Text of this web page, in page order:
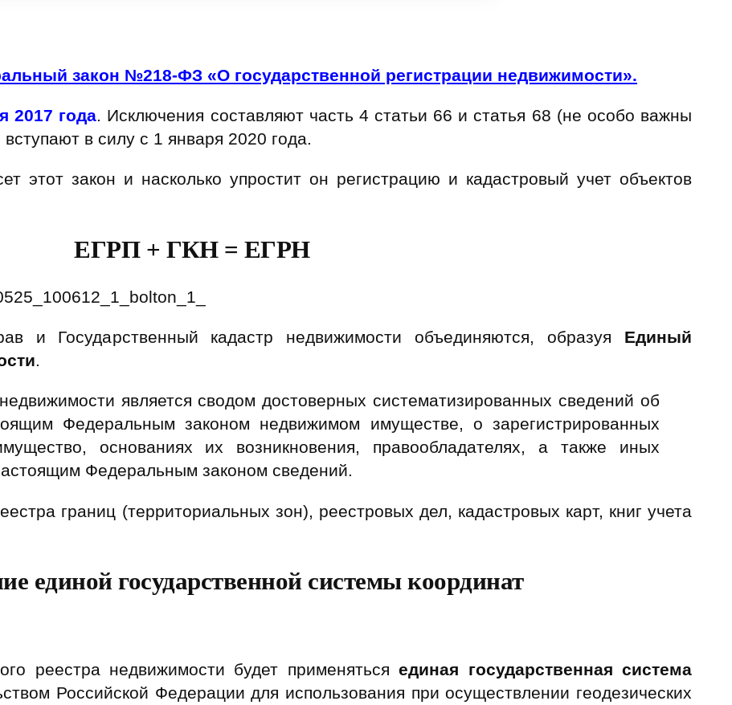
закон №218-ФЗ «О государственной регистрации недвижимости».
2017 года. Исключения составляют часть 4 статьи 66 и статья 68 (не особо важны
в силу с 1 января 2020 года.
этот закон и насколько упростит он регистрацию и кадастровый учет объектов
ЕГРП + ГКН = ЕГРН
и Государственный кадастр недвижимости объединяются, образуя Единый
.
является сводом достоверных систематизированных сведений об
Федеральным законом недвижимом имуществе, о зарегистрированных
основаниях их возникновения, правообладателях, а также иных
Федеральным законом сведений.
границ (территориальных зон), реестровых дел, кадастровых карт, книг учета
единой государственной системы координат
реестра недвижимости будет применятьсяединая государственная система
Российской Федерации для использования при осуществлении геодезических